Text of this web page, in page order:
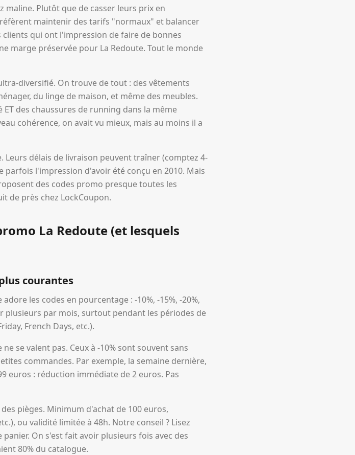
maline. Plutôt que de casser leurs prix en
maintenir des tarifs "normaux" et balancer
qui ont l'impression de faire de bonnes
marge préservée pour La Redoute. Tout le monde
diversifié. On trouve de tout : des vêtements
du linge de maison, et même des meubles.
des chaussures de running dans la même
cohérence, on avait vu mieux, mais au moins il a
Leurs délais de livraison peuvent traîner (comptez 4-
l'impression d'avoir été conçu en 2010. Mais
des codes promo presque toutes les
de près chez LockCoupon.
La Redoute (et lesquels
courantes
les codes en pourcentage : -10%, -15%, -20%,
plusieurs par mois, surtout pendant les périodes de
French Days, etc.).
se valent pas. Ceux à -10% sont souvent sans
commandes. Par exemple, la semaine dernière,
euros : réduction immédiate de 2 euros. Pas
pièges. Minimum d'achat de 100 euros,
ou validité limitée à 48h. Notre conseil ? Lisez
On s'est fait avoir plusieurs fois avec des
80% du catalogue.